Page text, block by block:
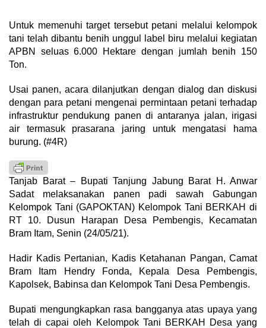
Untuk memenuhi target tersebut petani melalui kelompok
tani telah dibantu benih unggul label biru melalui kegiatan
APBN seluas 6.000 Hektare dengan jumlah benih 150
Ton.
Usai panen, acara dilanjutkan dengan dialog dan diskusi
dengan para petani mengenai permintaan petani terhadap
infrastruktur pendukung panen di antaranya jalan, irigasi
air termasuk prasarana jaring untuk mengatasi hama
burung. (#4R)
Tanjab Barat – Bupati Tanjung Jabung Barat H. Anwar
Sadat melaksanakan panen padi sawah Gabungan
Kelompok Tani (GAPOKTAN) Kelompok Tani BERKAH di
RT 10. Dusun Harapan Desa Pembengis, Kecamatan
Bram Itam, Senin (24/05/21).
Hadir Kadis Pertanian, Kadis Ketahanan Pangan, Camat
Bram Itam Hendry Fonda, Kepala Desa Pembengis,
Kapolsek, Babinsa dan Kelompok Tani Desa Pembengis.
Bupati mengungkapkan rasa bangganya atas upaya yang
telah di capai oleh Kelompok Tani BERKAH Desa yang